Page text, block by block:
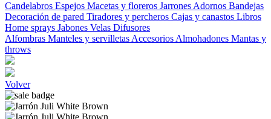
Candelabros Espejos Macetas y floreros Jarrones Adornos Bandejas
Decoración de pared Tiradores y percheros Cajas y canastos Libros
Home sprays Jabones Velas Difusores
Alfombras Manteles y servilletas Accesorios Almohadones Mantas y
throws
Volver